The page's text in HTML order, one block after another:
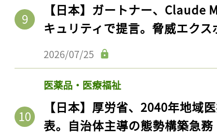
【日本】ガートナー、Claude
キュリティで提言。脅威エク
2026/07/25
医薬品・医療福祉
【日本】厚労省、2040年地域
表。自治体主導の態勢構築急務
会員登録